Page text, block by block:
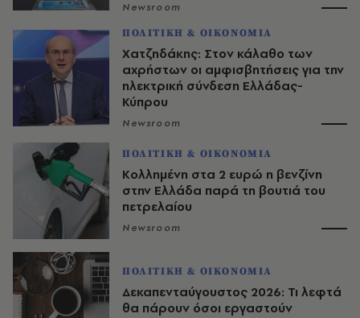
Newsroom
ΠΟΛΙΤΙΚΗ & ΟΙΚΟΝΟΜΙΑ
Χατζηδάκης: Στον κάλαθο των
αχρήστων οι αμφισβητήσεις για την
ηλεκτρική σύνδεση Ελλάδας-
Κύπρου
Newsroom
ΠΟΛΙΤΙΚΗ & ΟΙΚΟΝΟΜΙΑ
Κολλημένη στα 2 ευρώ η βενζίνη
στην Ελλάδα παρά τη βουτιά του
πετρελαίου
Newsroom
ΠΟΛΙΤΙΚΗ & ΟΙΚΟΝΟΜΙΑ
Δεκαπενταύγουστος 2026: Τι λεφτά
θα πάρουν όσοι εργαστούν